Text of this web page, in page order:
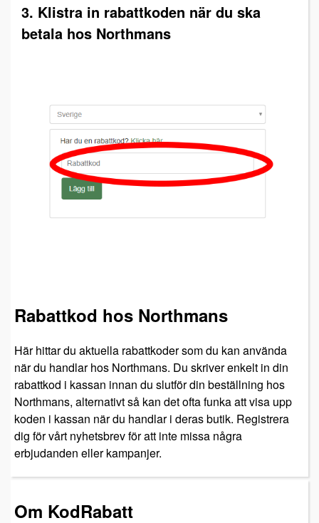
3. Klistra in rabattkoden när du ska
betala hos Northmans
Rabattkod hos Northmans
Här hittar du aktuella rabattkoder som du kan använda
när du handlar hos Northmans. Du skriver enkelt in din
rabattkod i kassan innan du slutför din beställning hos
Northmans, alternativt så kan det ofta funka att visa upp
koden i kassan när du handlar i deras butik. Registrera
dig för vårt nyhetsbrev för att inte missa några
erbjudanden eller kampanjer.
Om KodRabatt